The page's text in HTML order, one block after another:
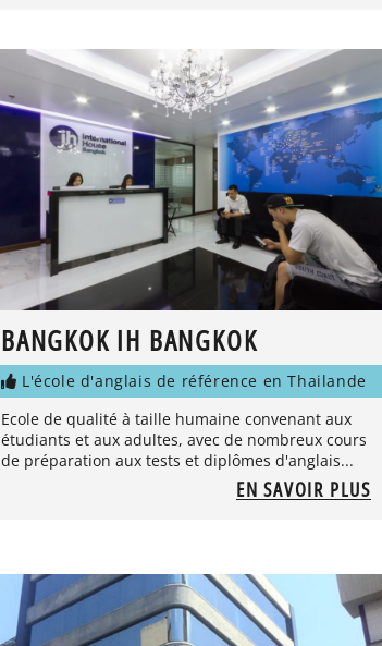
BANGKOK IH BANGKOK
L'école d'anglais de référence en Thailande
Ecole de qualité à taille humaine convenant aux
étudiants et aux adultes, avec de nombreux cours
de préparation aux tests et diplômes d'anglais...
EN SAVOIR PLUS